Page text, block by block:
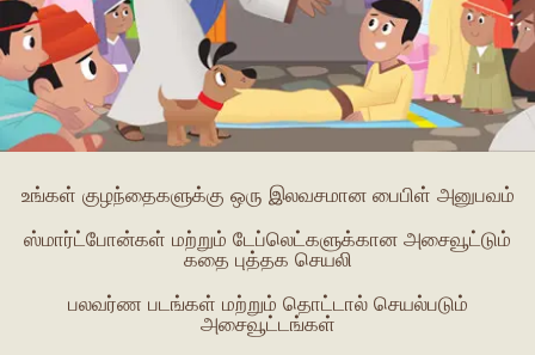
உங்கள் குழந்தைகளுக்கு ஒரு இலவசமான பைபிள் அனுபவம்
ஸ்மார்ட்போன்கள் மற்றும் டேப்லெட்களுக்கான அசைவூட்டும்
கதை புத்தக செயலி
பலவர்ண படங்கள் மற்றும் தொட்டால் செயல்படும்
அசைவூட்டங்கள்